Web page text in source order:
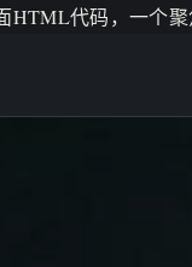
代码，一个